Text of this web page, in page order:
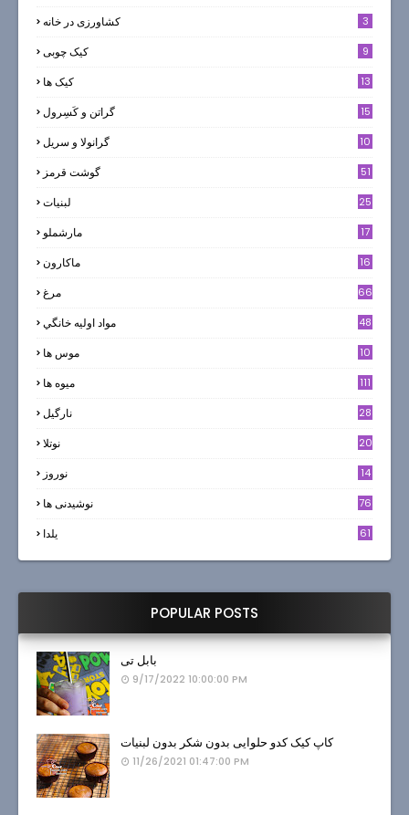
کشاورزی در خانه 3
کیک چوبی 9
کیک ها
13
گراتن و كَسِرول 15
گرانولا و سريل 10
گوشت قرمز 51
لبنيات 25
مارشملو 17
ماکارون 16
مرغ 66
مواد اوليه خانگي 48
موس ها 10
میوه ها 111
نارگيل 28
نوتلا 20
نوروز
14
نوشیدنی ها 76
یلدا 61
POPULAR POSTS
بابل تی
9/17/2022 10:00:00 PM
کاپ کیک کدو حلوایی بدون شکر بدون لبنیات
11/26/2021 01:47:00 PM